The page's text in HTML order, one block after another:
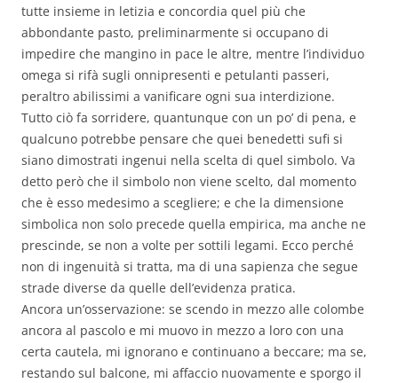
tutte insieme in letizia e concordia quel più che
abbondante pasto, preliminarmente si occupano di
impedire che mangino in pace le altre, mentre l’individuo
omega si rifà sugli onnipresenti e petulanti passeri,
peraltro abilissimi a vanificare ogni sua interdizione.
Tutto ciò fa sorridere, quantunque con un po’ di pena, e
qualcuno potrebbe pensare che quei benedetti sufi si
siano dimostrati ingenui nella scelta di quel simbolo. Va
detto però che il simbolo non viene scelto, dal momento
che è esso medesimo a scegliere; e che la dimensione
simbolica non solo precede quella empirica, ma anche ne
prescinde, se non a volte per sottili legami. Ecco perché
non di ingenuità si tratta, ma di una sapienza che segue
strade diverse da quelle dell’evidenza pratica.
Ancora un’osservazione: se scendo in mezzo alle colombe
ancora al pascolo e mi muovo in mezzo a loro con una
certa cautela, mi ignorano e continuano a beccare; ma se,
restando sul balcone, mi affaccio nuovamente e sporgo il